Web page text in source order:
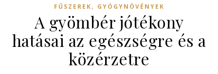
FŰSZEREK, GYÓGYNÖVÉNYEK
A gyömbér jótékony
hatásai az egészségre és a
közérzetre